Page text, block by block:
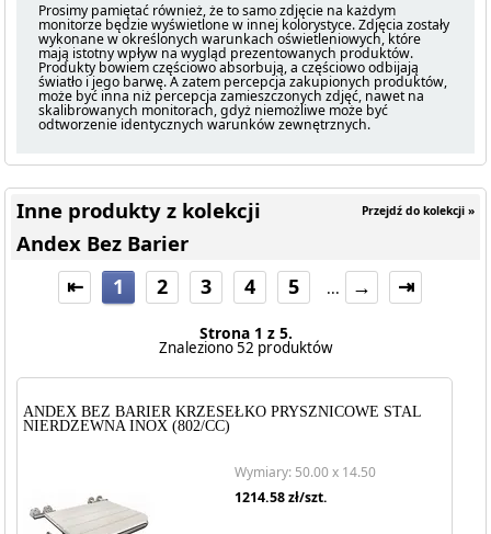
Prosimy pamiętać również, że to samo zdjęcie na każdym
monitorze będzie wyświetlone w innej kolorystyce. Zdjęcia zostały
wykonane w określonych warunkach oświetleniowych, które
mają istotny wpływ na wygląd prezentowanych produktów.
Produkty bowiem częściowo absorbują, a częściowo odbijają
światło i jego barwę. A zatem percepcja zakupionych produktów,
może być inna niż percepcja zamieszczonych zdjęć, nawet na
skalibrowanych monitorach, gdyż niemożliwe może być
odtworzenie identycznych warunków zewnętrznych.
Przejdź do kolekcji »
Inne produkty z kolekcji
Andex Bez Barier
⇤ 1 2 3 4 5 ... → ⇥
Strona 1 z 5.
Znaleziono 52 produktów
ANDEX BEZ BARIER KRZESEŁKO PRYSZNICOWE STAL
NIERDZEWNA INOX (802/CC)
Wymiary: 50.00 x 14.50
1214.58zł/szt.